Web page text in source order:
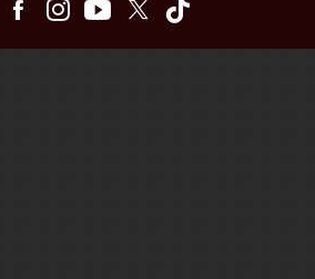
TelegramFacebookInstagramYoutubeTwitter